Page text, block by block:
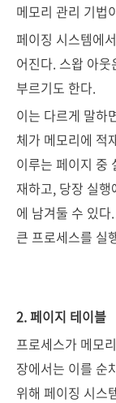
메모리 관리 기법
페이징 시스템에
어진다. 스왑 아웃
부르기도 한다.
이는 다르게 말하
체가 메모리에 적
이루는 페이지 중
재하고, 당장 실
에 남겨둘 수 있
큰 프로세스를 실
2. 페이지 테이블
프로세스가 메모
장에서는 이를 순
위해 페이징 시스